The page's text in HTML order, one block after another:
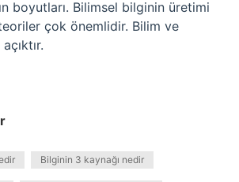
boyutları. Bilimsel bilginin üretimi
çok önemlidir. Bilim ve
Bilginin 3 kaynağı nedir